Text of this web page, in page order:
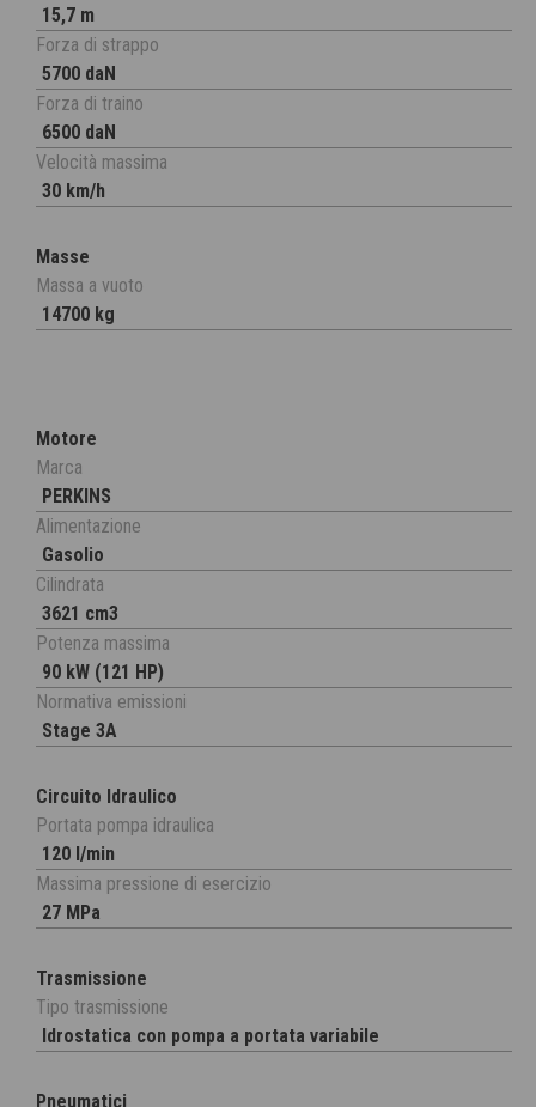
15,7 m
Forza di strappo
5700 daN
Forza di traino
6500 daN
Velocità massima
30 km/h
Masse
Massa a vuoto
14700 kg
Motore
Marca
PERKINS
Alimentazione
Gasolio
Cilindrata
3621 cm3
Potenza massima
90 kW (121 HP)
Normativa emissioni
Stage 3A
Circuito Idraulico
Portata pompa idraulica
120 l/min
Massima pressione di esercizio
27 MPa
Trasmissione
Tipo trasmissione
Idrostatica con pompa a portata variabile
Pneumatici